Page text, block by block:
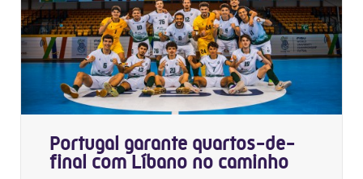
Portugal garante quartos-de-
final com Líbano no caminho